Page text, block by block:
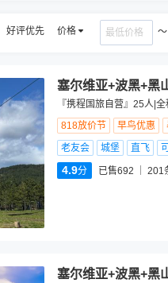
好评优先 价格
塞尔维亚+波黑+黑
『携程国旅自营』25人|
818放价节
早鸟优惠
老友会
城堡 直飞
4.9分 已售692 201
塞尔维亚+波黑+黑